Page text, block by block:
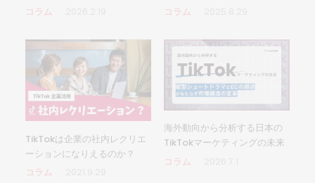
コラム コラム
TikTokは企業の社内レクリエ
ーションになりえるのか？
コラム
海外動向から分析する日本の
TikTokマーケティングの未来
コラム